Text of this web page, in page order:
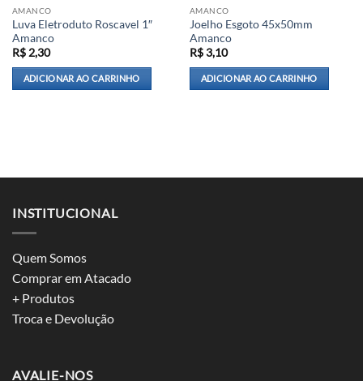
AMANCO
Luva Eletroduto Roscavel 1″
Amanco
R$2,30
ADICIONAR AO CARRINHO
AMANCO
Joelho Esgoto 45x50mm
Amanco
R$3,10
ADICIONAR AO CARRINHO
INSTITUCIONAL
Quem Somos
Comprar em Atacado
+ Produtos
Troca e Devolução
AVALIE-NOS